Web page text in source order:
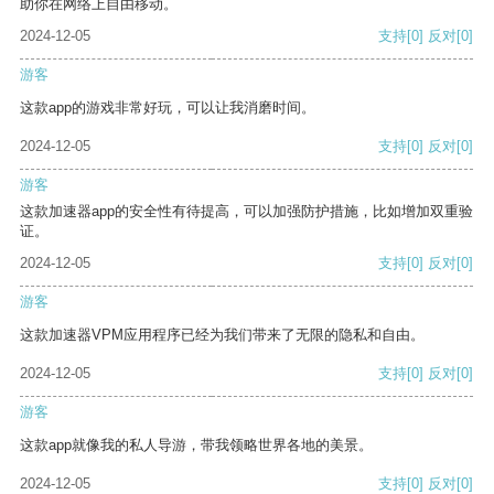
助你在网络上自由移动。
2024-12-05
支持[0] 反对[0]
游客
这款app的游戏非常好玩，可以让我消磨时间。
2024-12-05 支持[0] 反对[0]
游客
这款加速器app的安全性有待提高，可以加强防护措施，比如增加双重验
证。
2024-12-05
支持[0] 反对[0]
游客
这款加速器VPM应用程序已经为我们带来了无限的隐私和自由。
2024-12-05 支持[0] 反对[0]
游客
这款app就像我的私人导游，带我领略世界各地的美景。
2024-12-05 支持[0] 反对[0]